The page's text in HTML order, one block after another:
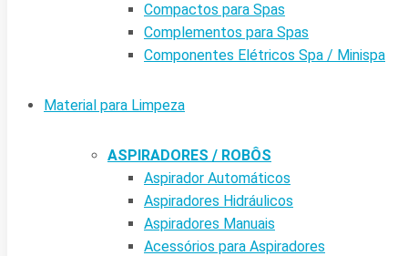
Compactos para Spas
Complementos para Spas
Componentes Elétricos Spa / Minispa
Material para Limpeza
ASPIRADORES / ROBÔS
Aspirador Automáticos
Aspiradores Hidráulicos
Aspiradores Manuais
Acessórios para Aspiradores